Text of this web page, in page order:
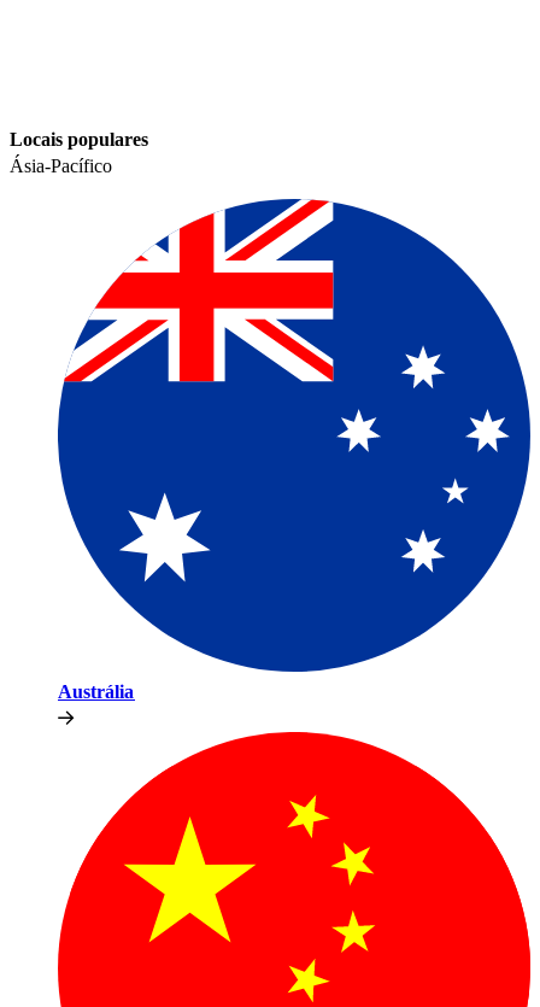
Locais populares​​
Ásia-Pacífico​​
Austrália​​